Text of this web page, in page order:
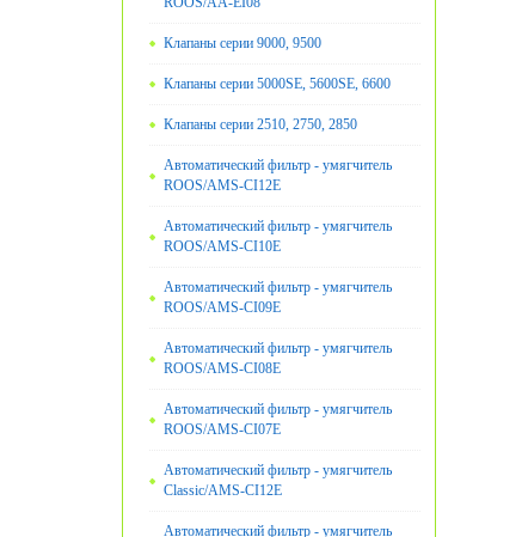
Клапаны серии 9000, 9500
Клапаны серии 5000SE, 5600SE, 6600
Клапаны серии 2510, 2750, 2850
Автоматический фильтр - умягчитель
ROOS/AMS-CI12E
Автоматический фильтр - умягчитель
ROOS/AMS-CI10E
Автоматический фильтр - умягчитель
ROOS/AMS-CI09E
Автоматический фильтр - умягчитель
ROOS/AMS-CI08E
Автоматический фильтр - умягчитель
ROOS/AMS-CI07E
Автоматический фильтр - умягчитель
Classic/AMS-CI12E
Автоматический фильтр - умягчитель